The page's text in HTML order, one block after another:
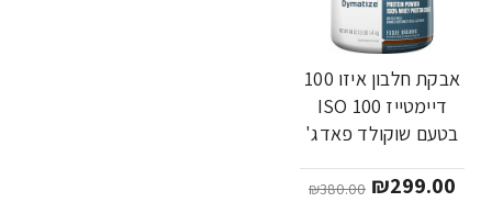
-21%
אבקת חלבון איזו 100
דיימטייז ISO 100
בטעם שוקולד פאדג'
Dymatize Nutrition
₪299.00
₪380.00